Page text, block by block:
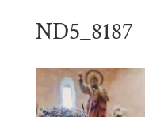
ND5_8187